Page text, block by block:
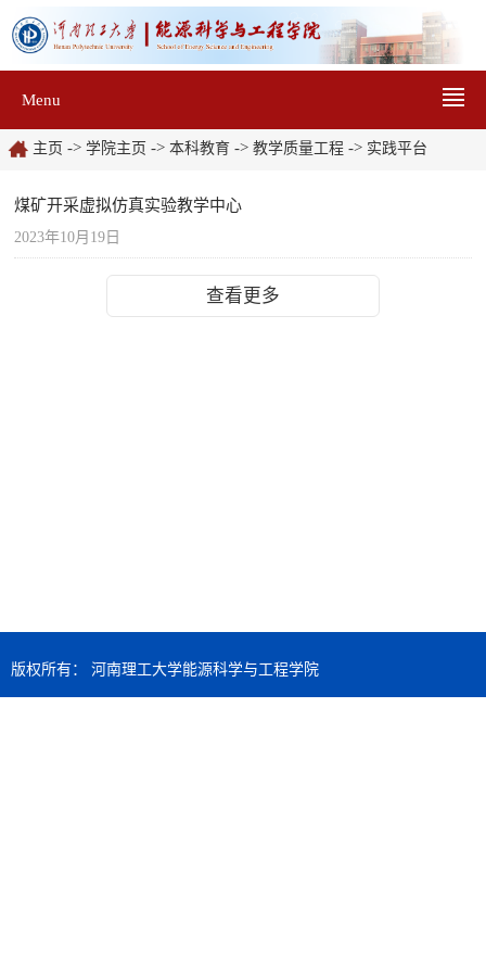
Menu
主页 -> 学院主页 -> 本科教育 -> 教学质量工程 -> 实践平台
煤矿开采虚拟仿真实验教学中心
2023年10月19日
查看更多
版权所有： 河南理工大学能源科学与工程学院